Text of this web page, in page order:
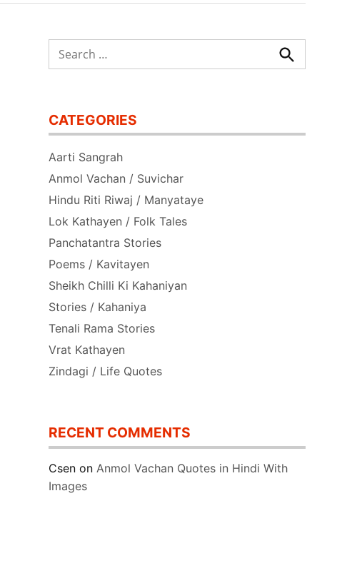
Search
for:
Search
CATEGORIES
Aarti Sangrah
Anmol Vachan / Suvichar
Hindu Riti Riwaj / Manyataye
Lok Kathayen / Folk Tales
Panchatantra Stories
Poems / Kavitayen
Sheikh Chilli Ki Kahaniyan
Stories / Kahaniya
Tenali Rama Stories
Vrat Kathayen
Zindagi / Life Quotes
RECENT COMMENTS
Csen on Anmol Vachan Quotes in Hindi With
Images